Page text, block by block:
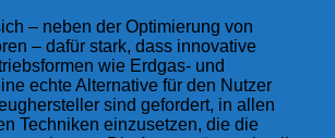
– neben der Optimierung von
– dafür stark, dass innovative
wie Erdgas- und
echte Alternative für den Nutzer
sind gefordert, in allen
Techniken einzusetzen, die die